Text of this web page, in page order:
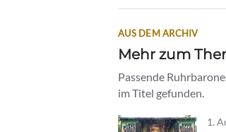
AUS DEM ARCHIV
Mehr zum
Passende
im Titel gefunden.
1.